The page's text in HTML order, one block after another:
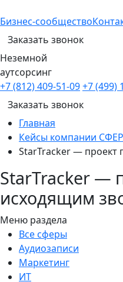
Бизнес-сообщество
Заказать звонок
Неземной
аутсорсинг
+7 (812) 409-51-09+7 (499)
Заказать звонок
Главная
Кейсы компании
StarTracker — проект
StarTracker —
исходящим
Меню раздела
Все сферы
Аудиозаписи
Маркетинг
ИТ